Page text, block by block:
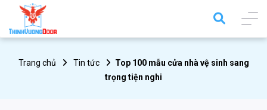
Trang chủ Tin tức
Top 100 mẫu cửa nhà vệ sinh sang
trọng tiện nghi